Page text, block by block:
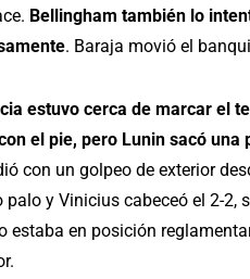
Bellingham también lo
. Baraja movió el
estuvo cerca de marcar el
el pie, pero Lunin sacó una
con un golpeo de exterior
palo y Vinicius cabeceó el 2-2,
estaba en posición